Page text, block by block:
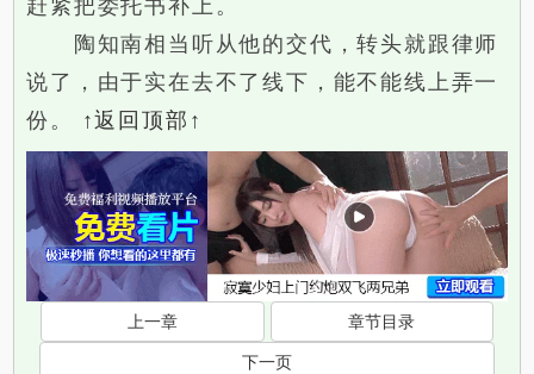
赶紧把委托书补上。
陶知南相当听从他的交代，转头就跟律师
说了，由于实在去不了线下，能不能线上弄一
份。
↑返回顶部↑
上一章 章节目录
下一页